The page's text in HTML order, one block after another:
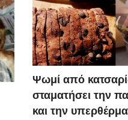
Ψωμί από
σταματήσει την
και την